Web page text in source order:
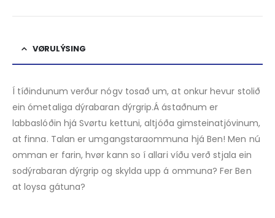
VØRULÝSING
Í tíðindunum verður nógv tosað um, at onkur hevur stolið
ein ómetaliga dýrabaran dýrgrip.Á ástaðnum er
labbaslóðin hjá Svørtu kettuni, altjóða gimsteinatjóvinum,
at finna. Talan er umgangstaraommuna hjá Ben! Men nú
omman er farin, hvør kann so í allari víðu verð stjala ein
sodýrabaran dýrgrip og skylda upp á ommuna? Fer Ben
at loysa gátuna?